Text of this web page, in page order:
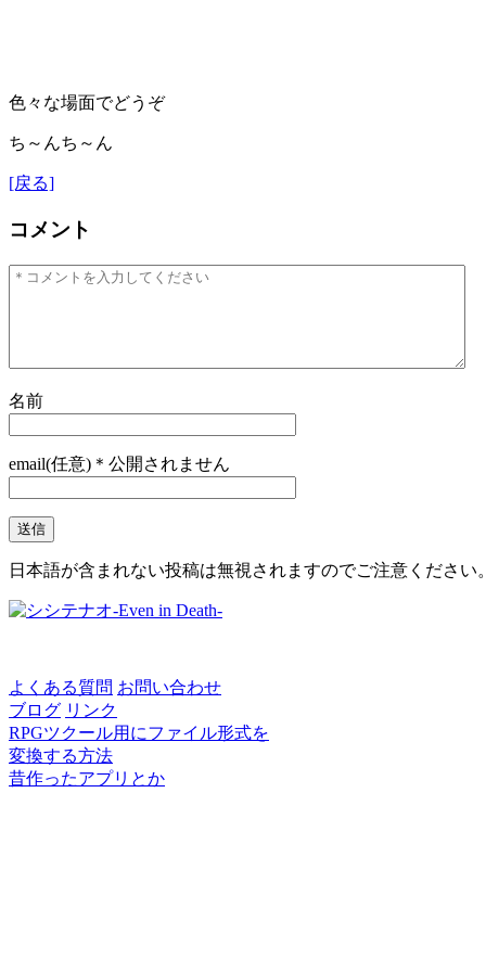
色々な場面でどうぞ
ち～んち～ん
[戻る]
コメント
名前
email(任意)＊公開されません
日本語が含まれない投稿は無視されますのでご注意ください
よくある質問 お問い合わせ
ブログ リンク
RPGツクール用にファイル形式を
変換する方法
昔作ったアプリとか